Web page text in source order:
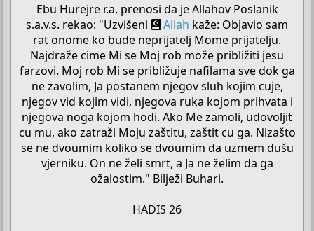
Ebu Hurejre r.a. prenosi da je Allahov Poslanik
s.a.v.s. rekao: "Uzvišeni
Allah kaže: Objavio sam
rat onome ko bude neprijatelj Mome prijatelju.
Najdraže cime Mi se Moj rob može približiti jesu
farzovi. Moj rob Mi se približuje nafilama sve dok ga
ne zavolim, Ja postanem njegov sluh kojim cuje,
njegov vid kojim vidi, njegova ruka kojom prihvata i
njegova noga kojom hodi. Ako Me zamoli, udovoljit
cu mu, ako zatraži Moju zaštitu, zaštit cu ga. Nizašto
se ne dvoumim koliko se dvoumim da uzmem dušu
vjerniku. On ne želi smrt, a Ja ne želim da ga
ožalostim." Bilježi Buhari.
HADIS 26